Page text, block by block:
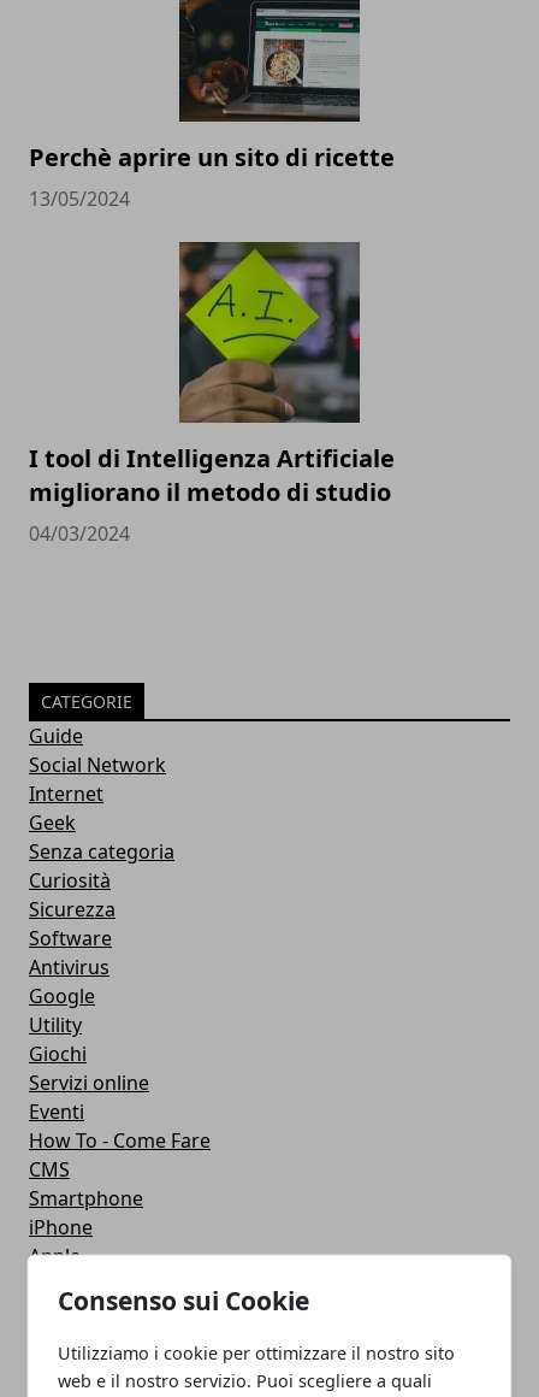
Consenso sui Cookie
Utilizziamo i cookie per ottimizzare il nostro sito
web e il nostro servizio. Puoi scegliere a quali
Perchè aprire un sito di ricette
13/05/2024
I tool di Intelligenza Artificiale
migliorano il metodo di studio
04/03/2024
CATEGORIE
Guide
Social Network
Internet
Geek
Senza categoria
Curiosità
Sicurezza
Software
Antivirus
Google
Utility
Giochi
Servizi online
Eventi
How To - Come Fare
CMS
Smartphone
iPhone
Apple
Streaming
Android
Musica